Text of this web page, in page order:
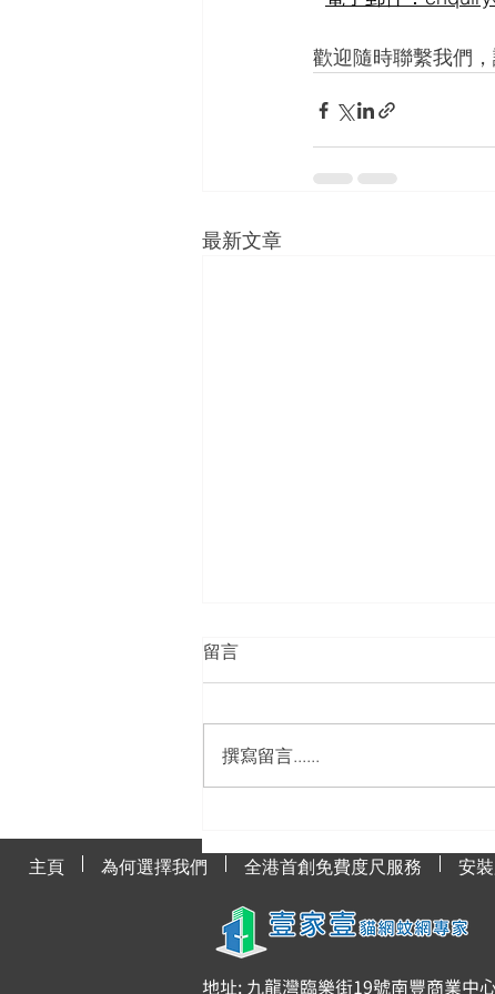
歡迎隨時聯繫我們
最新文章
貓網與貓咪健康的關聯
留言
撰寫留言......
主頁 為何選擇我們 全港首創免費度尺服務 安
地址: 九龍灣臨樂街19號南豐商業中